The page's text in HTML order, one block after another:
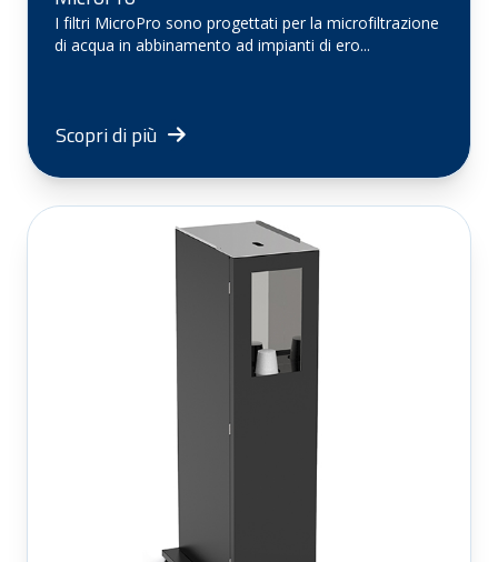
I filtri MicroPro sono progettati per la microfiltrazione
di acqua in abbinamento ad impianti di ero...
Scopri di più